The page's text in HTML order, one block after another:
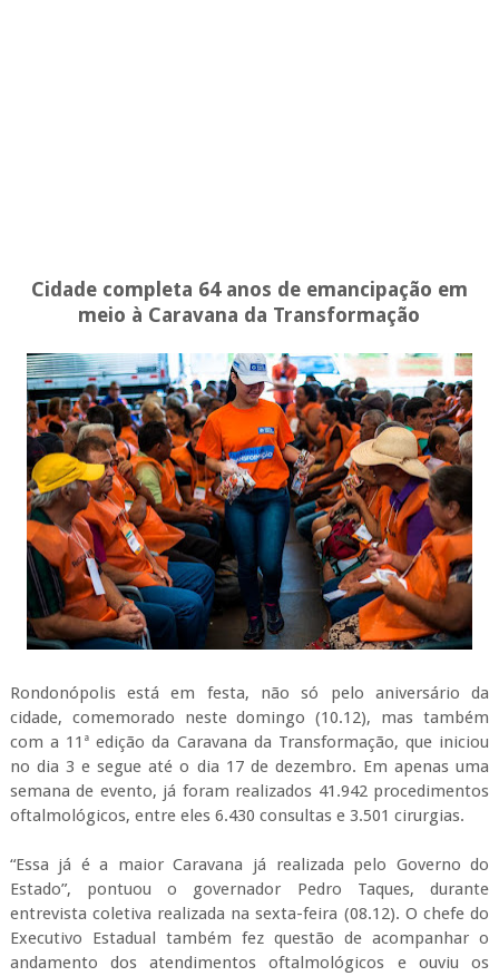
Cidade completa 64 anos de emancipação em
meio à Caravana da Transformação
Rondonópolis está em festa, não só pelo aniversário da
cidade, comemorado neste domingo (10.12), mas também
com a 11ª edição da Caravana da Transformação, que iniciou
no dia 3 e segue até o dia 17 de dezembro. Em apenas uma
semana de evento, já foram realizados 41.942 procedimentos
oftalmológicos, entre eles 6.430 consultas e 3.501 cirurgias.
“Essa já é a maior Caravana já realizada pelo Governo do
Estado”, pontuou o governador Pedro Taques, durante
entrevista coletiva realizada na sexta-feira (08.12). O chefe do
Executivo Estadual também fez questão de acompanhar o
andamento dos atendimentos oftalmológicos e ouviu os